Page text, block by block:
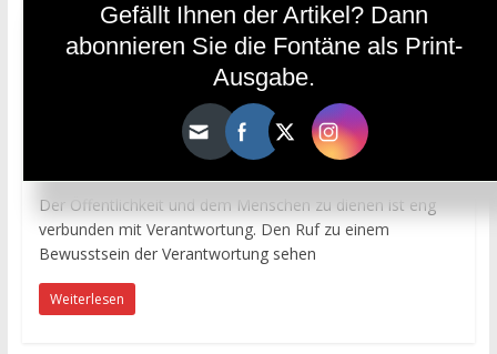
Philosophie
Religiöse Werte und öffentlicher
Dienst Eine kritische Kluft in
schwierigen Zeiten
diefontäne menschlichen Zivilisation
Religion und Staat, Religiöse Werte
Der Öffentlichkeit und dem Menschen zu dienen ist eng
verbunden mit Verantwortung. Den Ruf zu einem
Bewusstsein der Verantwortung sehen
Weiterlesen
Gefällt Ihnen der Artikel? Dann
abonnieren Sie die Fontäne als Print-
Ausgabe.